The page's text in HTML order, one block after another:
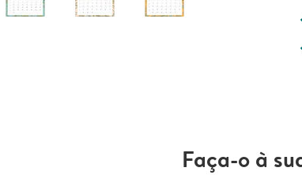
Faça-o à